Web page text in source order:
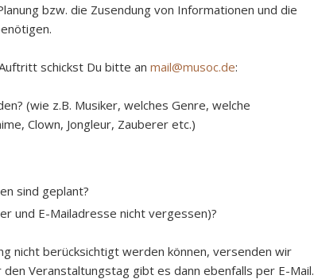
bzw. die Zusendung von Informationen und die
schickst Du bitte anmail@musoc.de:
(wie z.B. Musiker, welches Genre, welche
Clown, Jongleur, Zauberer etc.)
sind geplant?
und E-Mailadresse nicht vergessen)?
nicht berücksichtigtwerden können, versenden wir
Veranstaltungstag gibt es dann ebenfalls per E-Mail.